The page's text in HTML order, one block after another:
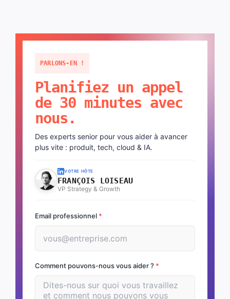
PARLONS-EN !
Planifiez un appel
de 30 minutes avec
nous.
Des experts senior pour vous aider à avancer
plus vite : produit, tech, cloud & IA.
VOTRE HÔTE
FRANÇOIS LOISEAU
VP Strategy & Growth
Email professionnel *
Comment pouvons-nous vous aider ? *